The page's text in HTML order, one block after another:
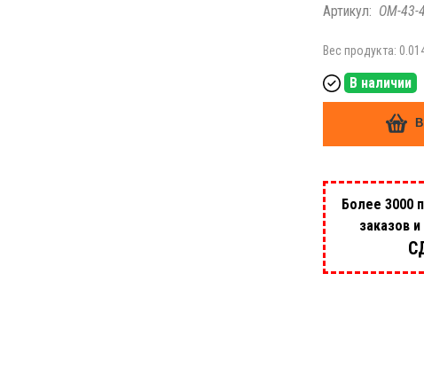
Артикул: OM-43-
Вес продукта:
В наличии
В
Более 3000
заказов